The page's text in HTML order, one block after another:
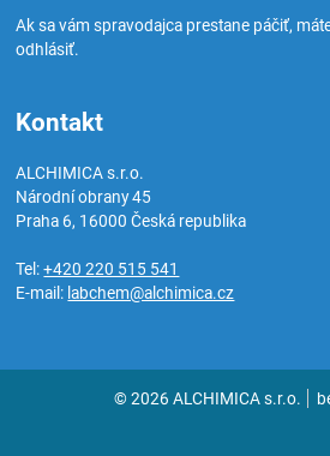
Ak sa vám spravodajca prestane páčiť,
odhlásiť.
Kontakt
ALCHIMICA s.r.o.
Národní obrany 45
Praha 6, 16000Česká republika
Tel:+420 220 515 541
E-mail: labchem@alchimica.cz
© 2026 ALCHIMICA s.r.o.